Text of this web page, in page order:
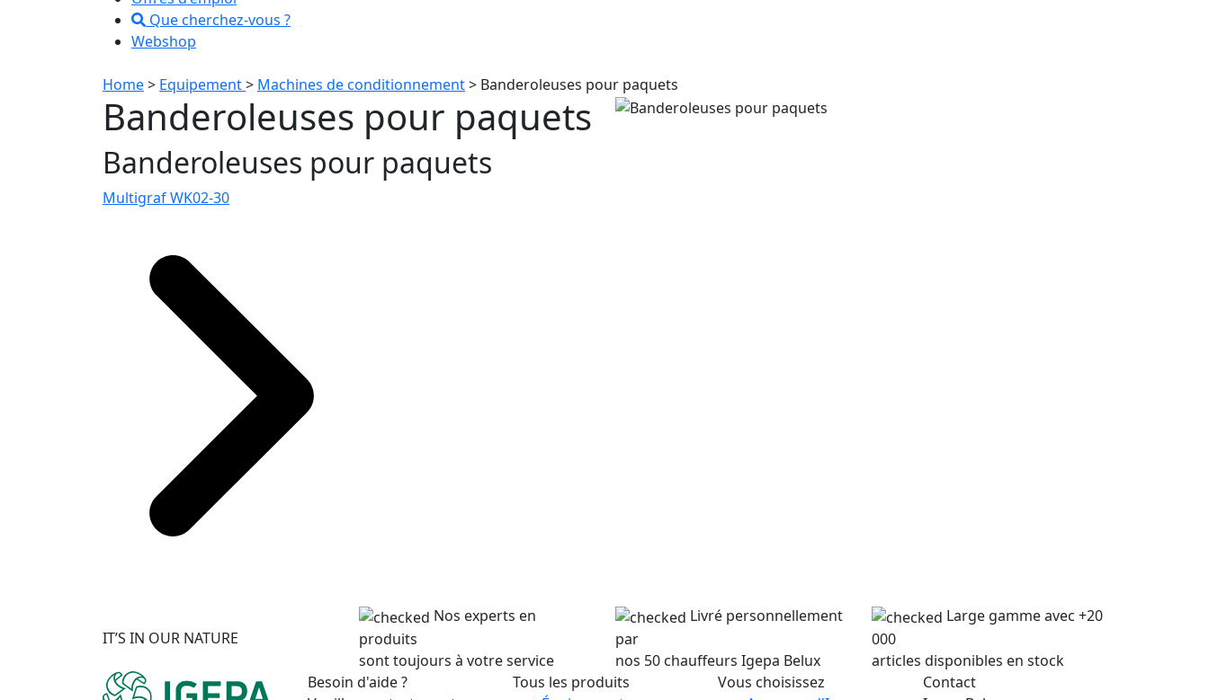
Que cherchez-vous ?
Webshop
Home> Equipement> Machines de conditionnement> Banderoleuses pour paquets
Banderoleuses pour paquets
Banderoleuses pour paquets
Multigraf WK02-30
IT’S IN OUR NATURE
Nos experts en
produits
sont toujours à votre service
Livré personnellement
par
nos 50 chauffeurs Igepa Belux
Large gamme avec +20
000
articles disponibles en stock
Besoin d'aide ?
Tous les produits
Vous choisissez
Contact